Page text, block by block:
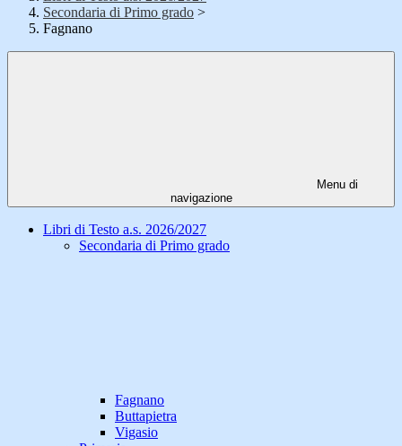
Secondaria di Primo grado >
Fagnano
Menu di
navigazione
Libri di Testo a.s. 2026/2027
Secondaria di Primo grado
Fagnano
Buttapietra
Vigasio